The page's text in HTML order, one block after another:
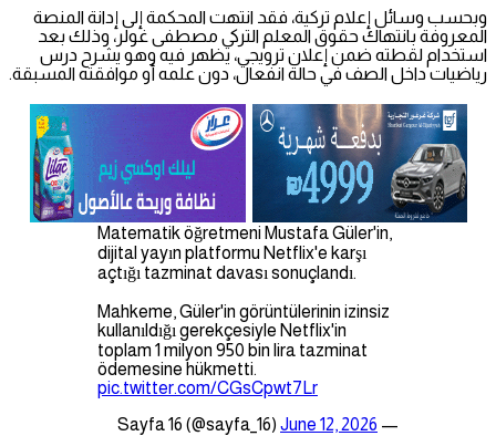
وبحسب وسائل إعلام تركية، فقد انتهت المحكمة إلى إدانة المنصة
المعروفة بانتهاك حقوق المعلم التركي مصطفى غولر، وذلك بعد
استخدام لقطته ضمن إعلان ترويجي، يظهر فيه وهو يشرح درس
رياضيات داخل الصف في حالة انفعال، دون علمه أو موافقته المسبقة.
Matematik öğretmeni Mustafa Güler'in,
dijital yayın platformu Netflix'e karşı
açtığı tazminat davası sonuçlandı.
Mahkeme, Güler'in görüntülerinin izinsiz
kullanıldığı gerekçesiyle Netflix'in
toplam 1 milyon 950 bin lira tazminat
ödemesine hükmetti.
pic.twitter.com/CGsCpwt7Lr
— Sayfa 16 (@sayfa_16)
June 12, 2026